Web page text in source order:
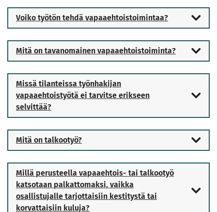
Voiko työtön tehdä vapaaehtoistoimintaa?
Mitä on tavanomainen vapaaehtoistoiminta?
Missä tilanteissa työnhakijan
vapaaehtoistyötä ei tarvitse erikseen
selvittää?
Mitä on talkootyö?
Millä perusteella vapaaehtois- tai talkootyö
katsotaan palkattomaksi, vaikka
osallistujalle tarjottaisiin kestitystä tai
korvattaisiin kuluja?